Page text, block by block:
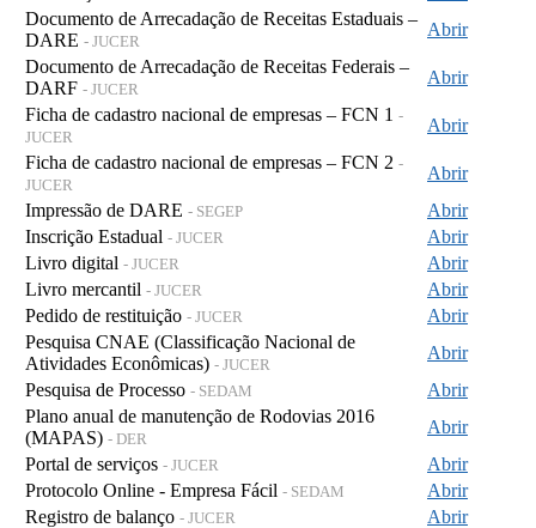
Documento de Arrecadação de Receitas Estaduais –
DARE - JUCER
Abrir
Documento de Arrecadação de Receitas Federais –
DARF - JUCER
Abrir
Ficha de cadastro nacional de empresas – FCN 1 -
JUCER
Abrir
Ficha de cadastro nacional de empresas – FCN 2 -
JUCER
Abrir
Impressão de DARE - SEGEP
Abrir
Inscrição Estadual - JUCER
Abrir
Livro digital - JUCER
Abrir
Livro mercantil - JUCER
Abrir
Pedido de restituição - JUCER
Abrir
Pesquisa CNAE (Classificação Nacional de
Atividades Econômicas) - JUCER
Abrir
Pesquisa de Processo - SEDAM
Abrir
Plano anual de manutenção de Rodovias 2016
(MAPAS) - DER
Abrir
Portal de serviços - JUCER
Abrir
Protocolo Online - Empresa Fácil - SEDAM
Abrir
Registro de balanço - JUCER
Abrir